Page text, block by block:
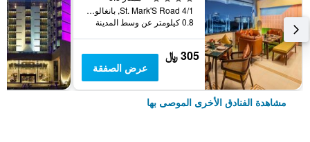
4/1 St. Mark'S Road, بانغالور, الهند
0.8 كيلومتر عن وسط المدينة
305 ﷼
عرض الصفقة
مشاهدة الفنادق الأخرى الموصى بها